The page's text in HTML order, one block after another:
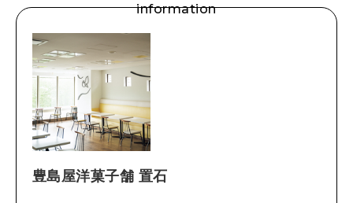
information
豊島屋洋菓子舗 置石